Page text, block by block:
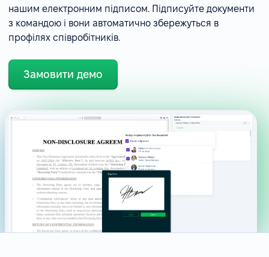
нашим електронним підписом. Підписуйте документи
з командою і вони автоматично збережуться в
профілях співробітників.
Замовити демо